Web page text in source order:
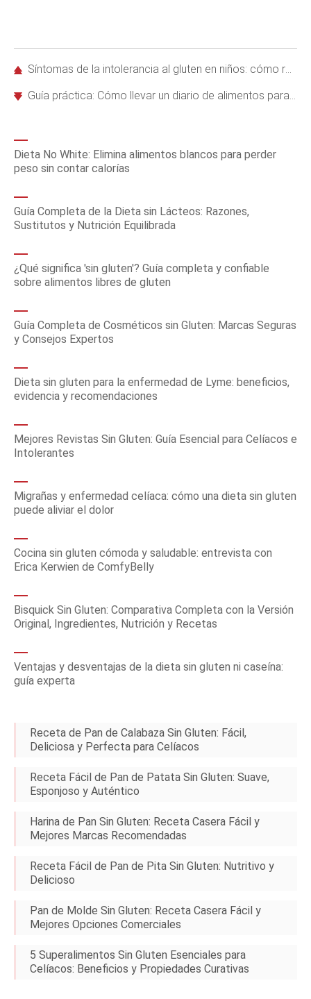
Síntomas de la intolerancia al gluten en niños: cómo reconocerlos a tiempo
Guía práctica: Cómo llevar un diario de alimentos para identificar intolerancias
Dieta No White: Elimina alimentos blancos para perder
peso sin contar calorías
Guía Completa de la Dieta sin Lácteos: Razones,
Sustitutos y Nutrición Equilibrada
¿Qué significa 'sin gluten'? Guía completa y confiable
sobre alimentos libres de gluten
Guía Completa de Cosméticos sin Gluten: Marcas Seguras
y Consejos Expertos
Dieta sin gluten para la enfermedad de Lyme: beneficios,
evidencia y recomendaciones
Mejores Revistas Sin Gluten: Guía Esencial para Celíacos e
Intolerantes
Migrañas y enfermedad celíaca: cómo una dieta sin gluten
puede aliviar el dolor
Cocina sin gluten cómoda y saludable: entrevista con
Erica Kerwien de ComfyBelly
Bisquick Sin Gluten: Comparativa Completa con la Versión
Original, Ingredientes, Nutrición y Recetas
Ventajas y desventajas de la dieta sin gluten ni caseína:
guía experta
Receta de Pan de Calabaza Sin Gluten: Fácil,
Deliciosa y Perfecta para Celíacos
Receta Fácil de Pan de Patata Sin Gluten: Suave,
Esponjoso y Auténtico
Harina de Pan Sin Gluten: Receta Casera Fácil y
Mejores Marcas Recomendadas
Receta Fácil de Pan de Pita Sin Gluten: Nutritivo y
Delicioso
Pan de Molde Sin Gluten: Receta Casera Fácil y
Mejores Opciones Comerciales
5 Superalimentos Sin Gluten Esenciales para
Celíacos: Beneficios y Propiedades Curativas